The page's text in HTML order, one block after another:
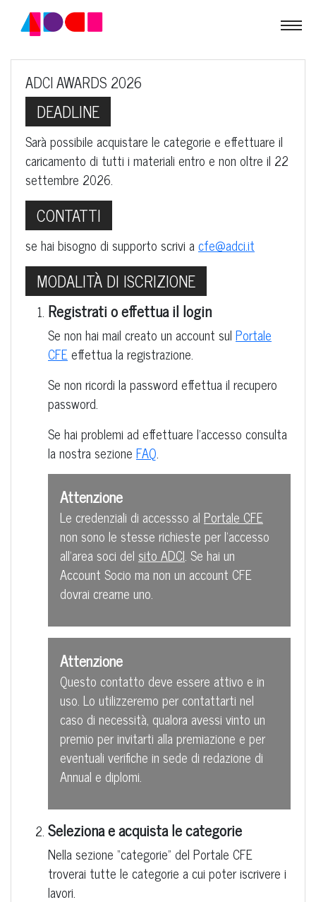
ADCI AWARDS 2026
DEADLINE
Sarà possibile acquistare le categorie e effettuare il
caricamento di tutti i materiali entro e non oltre il 22
settembre 2026.
CONTATTI
se hai bisogno di supporto scrivi acfe@adci.it
MODALITÀ DI ISCRIZIONE
Registrati o effettua il login
Se non hai mail creato un account sul Portale
CFEeffettua la registrazione.
Se non ricordi la password effettua il recupero
password.
Se hai problemi ad effettuare l’accesso consulta
la nostra sezione FAQ.
Attenzione
Le credenziali di accessso al Portale CFE
non sono le stesse richieste per l’accesso
all’area soci del sito ADCI. Se hai un
Account Socio ma non un account CFE
dovrai crearne uno.
Attenzione
Questo contatto deve essere attivo e in
uso. Lo utilizzeremo per contattarti nel
caso di necessità, qualora avessi vinto un
premio per invitarti alla premiazione e per
eventuali verifiche in sede di redazione di
Annual e diplomi.
Seleziona e acquista le categorie
Nella sezione “categorie” del Portale CFE
troverai tutte le categorie a cui poter iscrivere i
lavori.